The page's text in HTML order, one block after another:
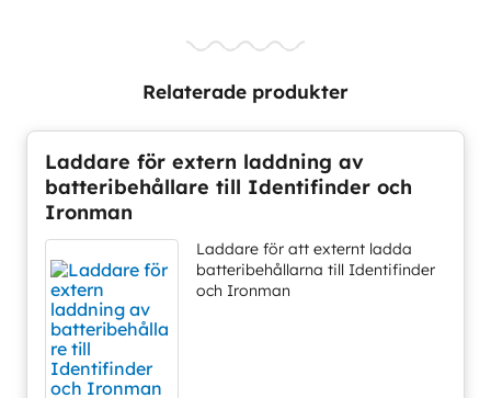
Relaterade produkter
Laddare för extern laddning av
batteribehållare till Identifinder och
Ironman
Laddare för att externt ladda
batteribehållarna till Identifinder
och Ironman